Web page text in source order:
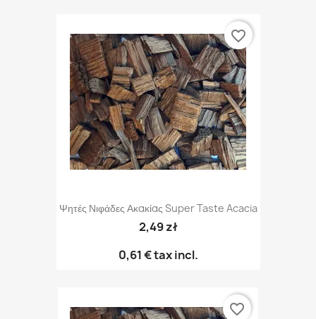
Ψητές Νιφάδες Ακακίας Super Taste Acacia
2,49 zł
0,61 €tax incl.
favorite_border
favorite_border